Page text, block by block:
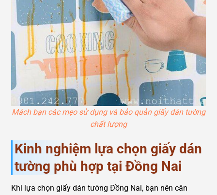
Mách bạn các mẹo sử dụng và bảo quản giấy dán tường
chất lượng
Kinh nghiệm lựa chọn giấy dán
tường phù hợp tại Đồng Nai
Khi lựa chọn giấy dán tường Đồng Nai, bạn nên cân